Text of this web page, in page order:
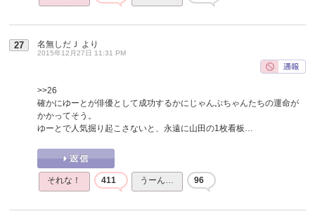
27 名無しだＪ より
2015年12月27日 11:31 PM
>>26
確かにゆーとが俳優として成功するかにじゃんぷちゃんたちの運命が
かかってそう。
ゆーとで人気掘り起こさないと、永遠に山田の1枚看板…
それな！ 411 うーん… 96